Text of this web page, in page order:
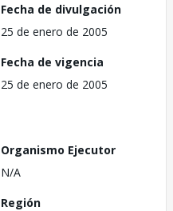
Fecha de divulgación
25 de enero de 2005
Fecha de vigencia
25 de enero de 2005
Organismo Ejecutor
N/A
Región